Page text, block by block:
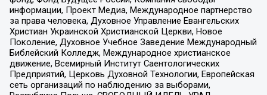
информации, Проект Медиа, Международное партнерство
за права человека, Духовное Управление Евангельских
Христиан Украинской Христианской Церкви, Новое
Поколение, Духовное Учебное Заведение Международный
Библейский Колледж, Международное христианское
движение, Всемирный Институт Саентологических
Предприятий, Церковь Духовной Технологии, Европейская
сеть организаций по наблюдению за выборами,